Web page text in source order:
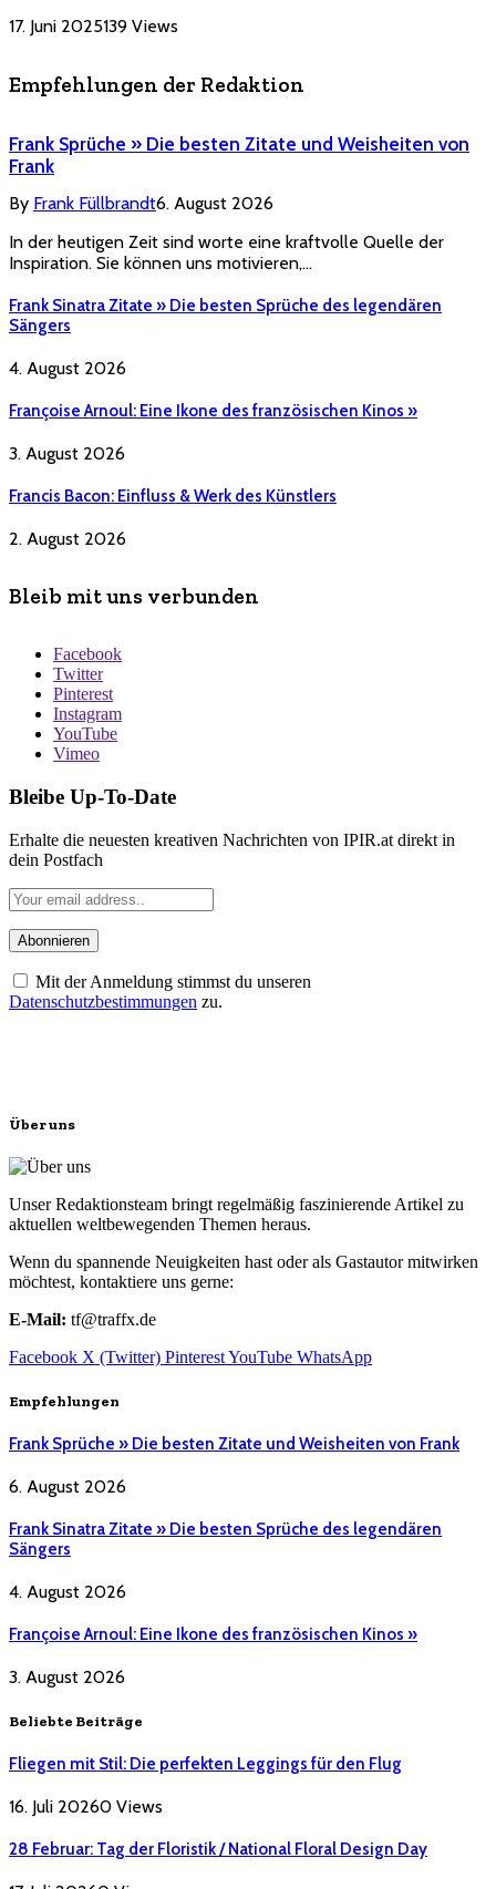
17. Juni 2025139 Views
Empfehlungen der Redaktion
Frank Sprüche » Die besten Zitate und Weisheiten von
Frank
By Frank Füllbrandt6. August 2026
In der heutigen Zeit sind worte eine kraftvolle Quelle der
Inspiration. Sie können uns motivieren,…
Frank Sinatra Zitate » Die besten Sprüche des legendären
Sängers
4. August 2026
Françoise Arnoul: Eine Ikone des französischen Kinos »
3. August 2026
Francis Bacon: Einfluss & Werk des Künstlers
2. August 2026
Bleib mit uns verbunden
Facebook
Twitter
Pinterest
Instagram
YouTube
Vimeo
Bleibe Up-To-Date
Erhalte die neuesten kreativen Nachrichten von IPIR.at direkt in
dein Postfach
Mit der Anmeldung stimmst du unseren
Datenschutzbestimmungen zu.
Über uns
Unser Redaktionsteam bringt regelmäßig faszinierende Artikel zu
aktuellen weltbewegenden Themen heraus.
Wenn du spannende Neuigkeiten hast oder als Gastautor mitwirken
möchtest, kontaktiere uns gerne:
E-Mail: tf@traffx.de
Facebook X (Twitter) PinterestYouTube WhatsApp
Empfehlungen
Frank Sprüche » Die besten Zitate und Weisheiten von Frank
6. August 2026
Frank Sinatra Zitate » Die besten Sprüche des legendären
Sängers
4. August 2026
Françoise Arnoul: Eine Ikone des französischen Kinos »
3. August 2026
Beliebte Beiträge
Fliegen mit Stil: Die perfekten Leggings für den Flug
16. Juli 20260 Views
28 Februar: Tag der Floristik / National Floral Design Day